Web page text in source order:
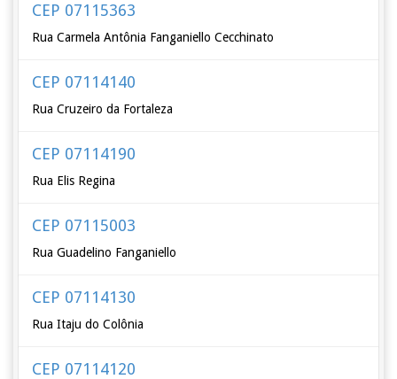
CEP 07115363
Rua Carmela Antônia Fanganiello Cecchinato
CEP 07114140
Rua Cruzeiro da Fortaleza
CEP 07114190
Rua Elis Regina
CEP 07115003
Rua Guadelino Fanganiello
CEP 07114130
Rua Itaju do Colônia
CEP 07114120